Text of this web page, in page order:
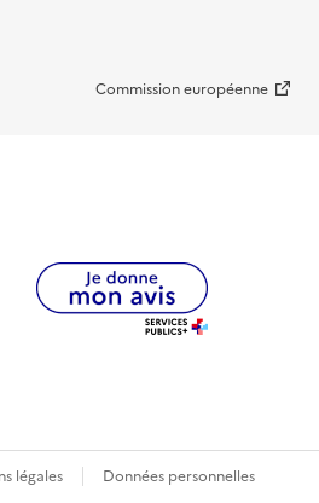
Commission européenne
légales Données personnelles